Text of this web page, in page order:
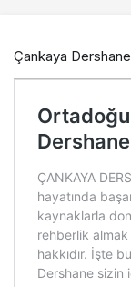
Çankaya Dershane